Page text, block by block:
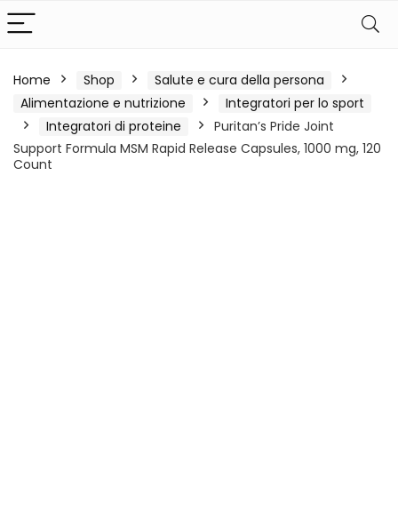
Home Shop
Salute e cura della persona
Alimentazione e nutrizione
Integratori per lo sport
Integratori di proteine
Puritan’s Pride Joint
Support Formula MSM Rapid Release Capsules, 1000 mg, 120
Count